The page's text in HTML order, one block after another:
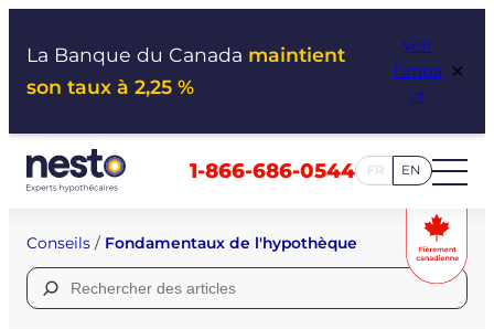
La Banque du Canada maintient
son taux à 2,25 %
Voir
l’impa
ct
×
1-866-686-0544 FR EN
Conseils / Fondamentaux de l'hypothèque
Rechercher :